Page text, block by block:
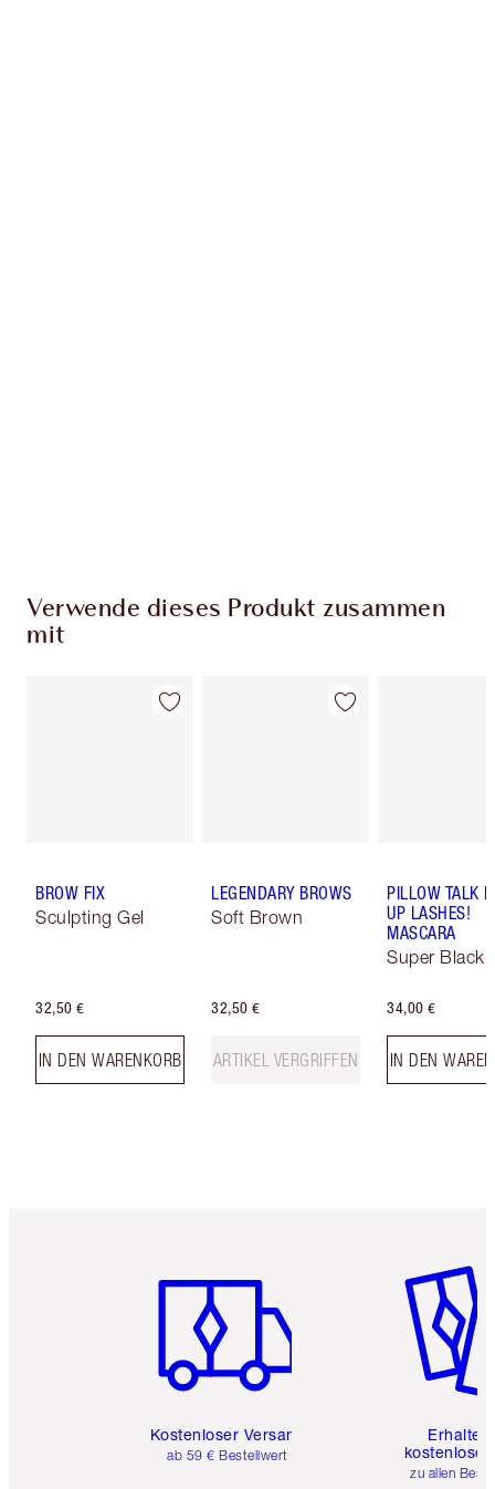
Verwende dieses Produkt zusammen
mit
BROW FIX
Sculpting Gel
32,50 €
IN DEN WARENKORB
LEGENDARY BROWS
Soft Brown
32,50 €
ARTIKEL VERGRIFFEN
PILLOW TALK
UP LASHES!
MASCARA
Super Black
34,00 €
IN DEN
Kostenloser Versand
ab 59 € Bestellwert
Erhalte
kostenlose
zu allen